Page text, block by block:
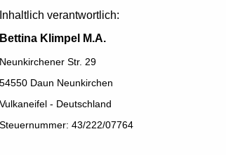
Inhaltlich verantwortlich:
Bettina Klimpel M.A.
Neunkirchener Str. 29
54550 Daun Neunkirchen
Vulkaneifel - Deutschland
Steuernummer: 43/222/07764